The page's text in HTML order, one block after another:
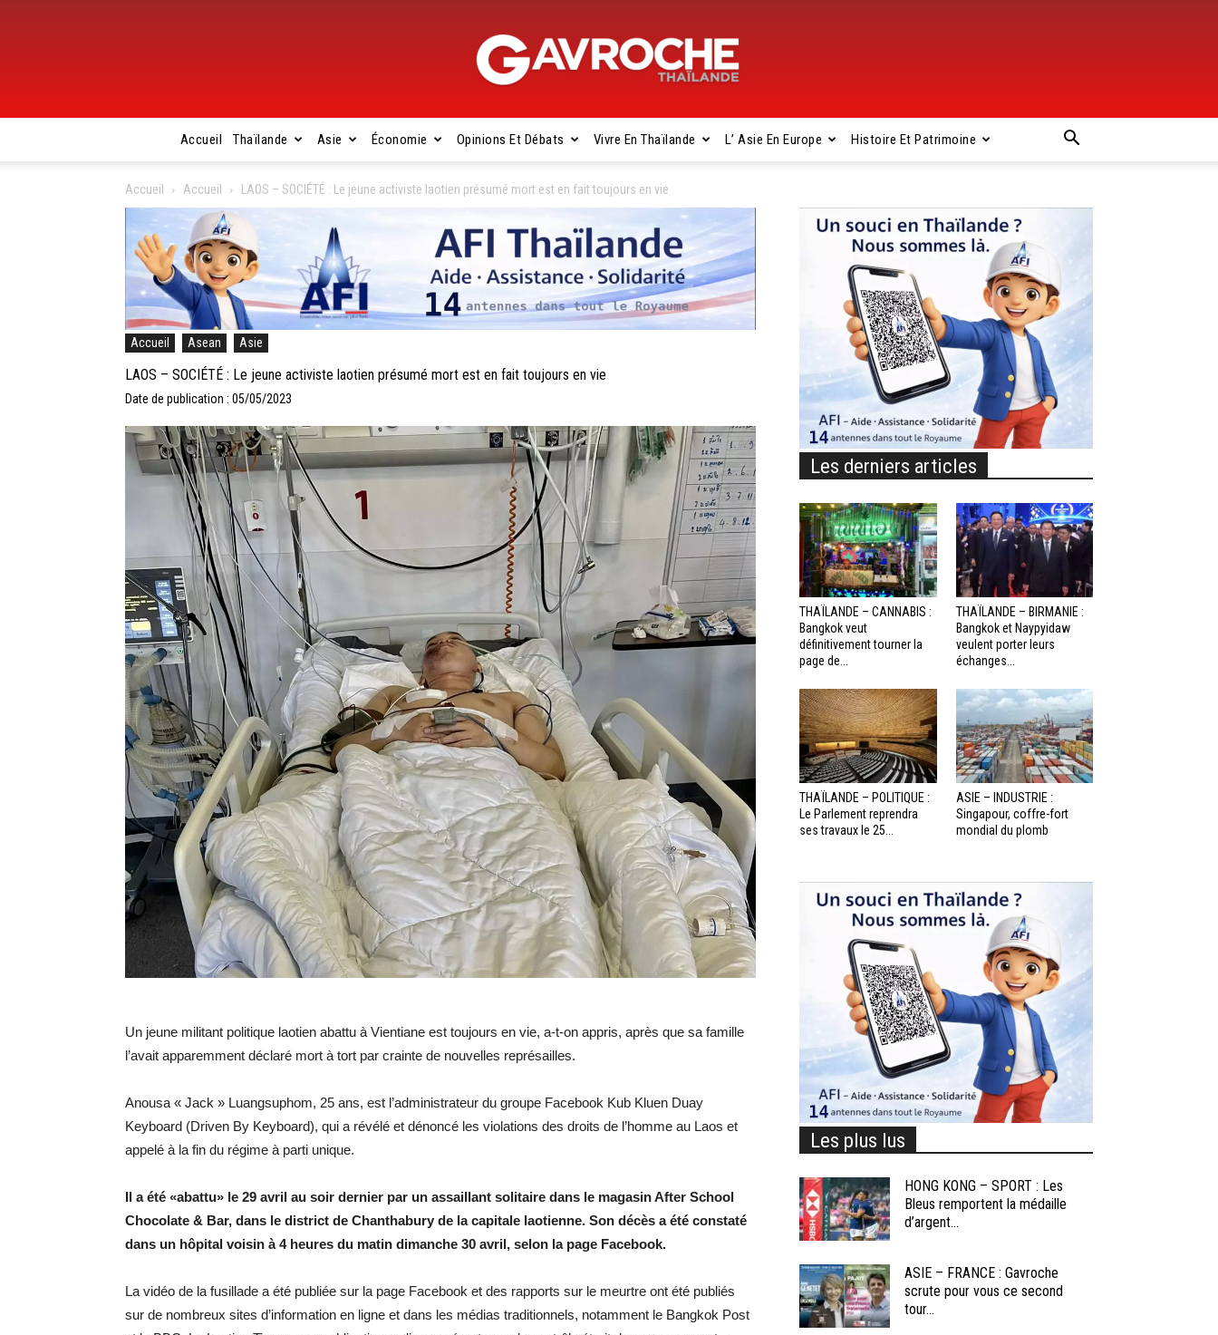
Gavroche
Thaïlande
Accueil Thaïlande Asie Économie Opinions Et Débats Vivre En Thaïlande L’ Asie En Europe Histoire Et Patrimoine
Accueil Accueil LAOS – SOCIÉTÉ : Le jeune activiste laotien présumé mort est en fait toujours en vie
Accueil Asean Asie
LAOS – SOCIÉTÉ : Le jeune activiste laotien présumé mort est en fait toujours en vie
Date de publication : 05/05/2023
Un jeune militant politique laotien abattu à Vientiane est toujours en vie, a-t-on appris, après que sa famille
l’avait apparemment déclaré mort à tort par crainte de nouvelles représailles.
Anousa « Jack » Luangsuphom, 25 ans, est l’administrateur du groupe Facebook Kub Kluen Duay
Keyboard (Driven By Keyboard), qui a révélé et dénoncé les violations des droits de l’homme au Laos et
appelé à la fin du régime à parti unique.
Il a été «abattu» le 29 avril au soir dernier par un assaillant solitaire dans le magasin After School
Chocolate & Bar, dans le district de Chanthabury de la capitale laotienne. Son décès a été constaté
dans un hôpital voisin à 4 heures du matin dimanche 30 avril, selon la page Facebook.
La vidéo de la fusillade a été publiée sur la page Facebook et des rapports sur le meurtre ont été publiés
sur de nombreux sites d’information en ligne et dans les médias traditionnels, notamment le Bangkok Post
Les derniers articles
THAÏLANDE – CANNABIS :
Bangkok veut
définitivement tourner la
page de...
THAÏLANDE – BIRMANIE :
Bangkok et Naypyidaw
veulent porter leurs
échanges...
THAÏLANDE – POLITIQUE :
Le Parlement reprendra
ses travaux le 25...
ASIE – INDUSTRIE :
Singapour, coffre-fort
mondial du plomb
Les plus lus
HONG KONG – SPORT : Les
Bleus remportent la médaille
d’argent...
ASIE – FRANCE : Gavroche
scrute pour vous ce second
tour...